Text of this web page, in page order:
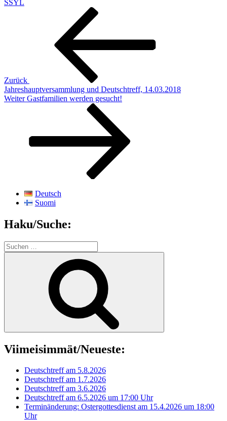
SSYL
Beitragsnavigation
Zurück
Jahreshauptversammlung und Deutschtreff, 14.03.2018
Nächster
Weiter Gastfamilien werden gesucht!
Deutsch
Suomi
Haku/Suche:
Suchen
nach:
Viimeisimmät/Neueste:
Deutschtreff am 5.8.2026
Deutschtreff am 1.7.2026
Deutschtreff am 3.6.2026
Deutschtreff am 6.5.2026 um 17:00 Uhr
Terminänderung: Ostergottesdienst am 15.4.2026 um 18:00
Uhr